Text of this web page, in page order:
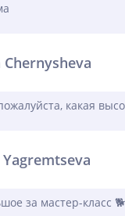
Chernysheva
какая
за мастер-класс 🐕